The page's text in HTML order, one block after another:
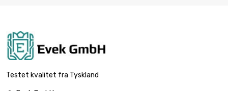
Testet kvalitet fra Tyskland